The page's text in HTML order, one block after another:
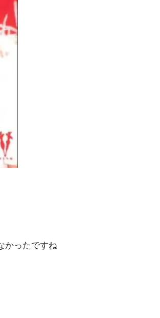
かったですね